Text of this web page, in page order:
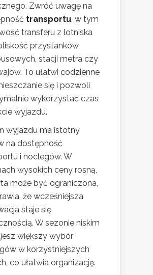
Zwróć uwagę na
transportu, w tym
transferu z lotniska
przystanków
stacji metra czy
To ułatwi codzienne
się i pozwoli
wykorzystać czas
wyjazdu.
wyjazdu ma istotny
na dostępność
i noclegów. W
wysokich ceny rosną,
może być ograniczona,
że wcześniejsza
staje się
W sezonie niskim
większy wybór
w korzystniejszych
co ułatwia organizację.